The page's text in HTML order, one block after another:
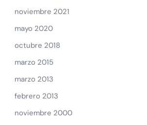
noviembre 2021
mayo 2020
octubre 2018
marzo 2015
marzo 2013
febrero 2013
noviembre 2000